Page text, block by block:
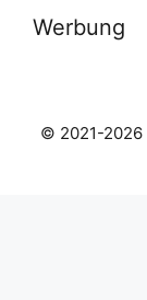
Werbung
© 2021-2026